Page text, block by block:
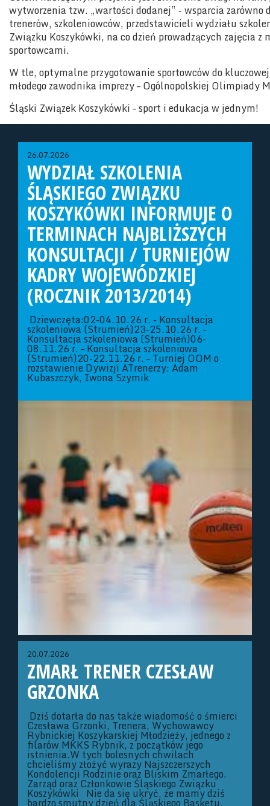
wytworzenia tzw. „wartości dodanej” - wsparcia zarówno
trenerów, szkoleniowców, przedstawicieli wydziału
Związku Koszykówki, na co dzień prowadzących zajęcia z
sportowcami.
W tle, optymalne przygotowanie sportowców do
młodego zawodnika imprezy – Ogólnopolskiej Olimpiady
Śląski Związek Koszykówki – sport i edukacja w jednym!
26.07.2026
WYDZIAŁ SZKOLENIA
ŚLĄSKIEGO ZWIĄZKU
KOSZYKÓWKI INFORMUJE O
TERMINACH NAJBLIŻSZYCH
KONSULTACJI / TURNIEJÓW
KADRY WOJEWÓDZKIEJ
(ROCZNIK 2013/2014)
Dziewczęta:02-04.10.26 r. - Konsultacja
szkoleniowa (Strumień)23-25.10.26 r. -
Konsultacja szkoleniowa (Strumień)06-
08.11.26 r. – Konsultacja szkoleniowa
(Strumień)20-22.11.26 r. – Turniej OOM o
rozstawienie Dywizji ATrenerzy: Adam
Kubaszczyk, Iwona Szymik
20.07.2026
ZMARŁ TRENER CZESŁAW
GRZONKA
Dziś dotarła do nas także wiadomość o śmierci
Czesława Grzonki, Trenera, Wychowawcy
Rybnickiej Koszykarskiej Młodzieży, jednego z
filarów MKKS Rybnik, z początków jego
istnienia.W tych bolesnych chwilach
chcieliśmy złożyć wyrazy Najszczerszych
Kondolencji Rodzinie oraz Bliskim Zmarłego.
Zarząd oraz Członkowie Śląskiego Związku
Koszykówki Nie da się ukryć, że mamy dziś
bardzo smutny dzień dla Śląskiego Basketu.